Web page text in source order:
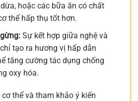
hoặc các bữa ăn có chất
thể hấp thụ tốt hơn.
Sự kết hợp giữa nghệ và
tạo ra hương vị hấp dẫn
tăng cường tác dụng chống
oxy hóa.
thể và tham khảo ý kiến